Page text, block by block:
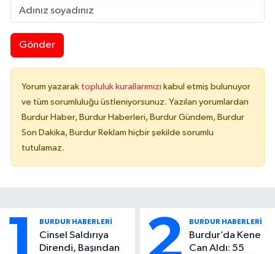
Gönder
Yorum yazarak topluluk kurallarımızı kabul etmiş bulunuyor
ve tüm sorumluluğu üstleniyorsunuz. Yazılan yorumlardan
Burdur Haber, Burdur Haberleri, Burdur Gündem, Burdur
Son Dakika, Burdur Reklam hiçbir şekilde sorumlu
tutulamaz.
1 BURDUR HABERLERİ
Cinsel Saldırıya
Direndi, Başından
2 BURDUR HABERLERİ
Burdur’da Kene
Can Aldı: 55